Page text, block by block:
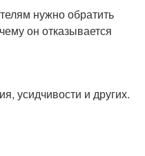
нужно обратить
он отказывается
усидчивости и других.